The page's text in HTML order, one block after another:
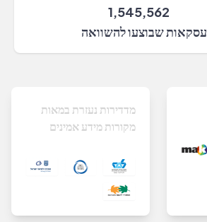
1,545,562
עסקאות שבוצעו להשוואה
מדדירות נעזרת במאות
מקורות מידע אמינים